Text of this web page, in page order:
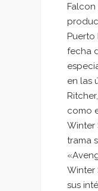
fecha
en las
como
Winter
trama
Winter
sus